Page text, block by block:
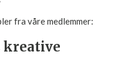
eplebit og hver
– og sammen utgjør
fra våre medlemmer: